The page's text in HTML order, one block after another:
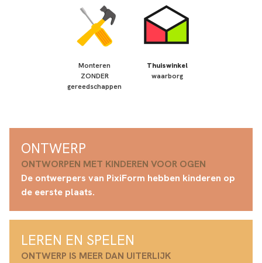
Monteren
ZONDER
gereedschappen
Thuiswinkel
waarborg
ONTWERP
ONTWORPEN MET KINDEREN VOOR OGEN
De ontwerpers van PixiForm hebben kinderen op
de eerste plaats.
LEREN EN SPELEN
ONTWERP IS MEER DAN UITERLIJK